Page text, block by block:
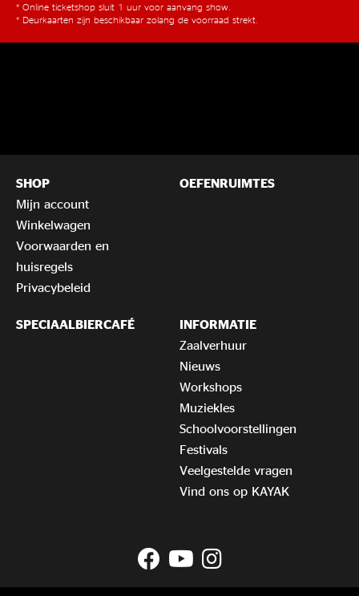
* Online ticketshop sluit 1 uur voor aanvang show.
* Deurkaarten zijn beschikbaar zolang de voorraad strekt.
SHOP
Mijn account
Winkelwagen
Voorwaarden en
huisregels
Privacybeleid
OEFENRUIMTES
SPECIAALBIERCAFÉ
INFORMATIE
Zaalverhuur
Nieuws
Workshops
Muziekles
Schoolvoorstellingen
Festivals
Veelgestelde vragen
Vind ons op KAYAK